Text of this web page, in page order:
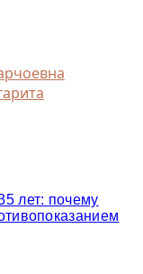
лет: почему